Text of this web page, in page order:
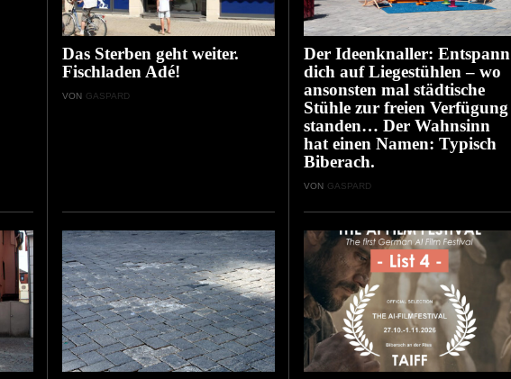
Das Sterben geht weiter.
Fischladen Adé!
VON GASPARD
Der Ideenknaller: Entspann
dich auf Liegestühlen – wo
ansonsten mal städtische
Stühle zur freien Verfügung
standen… Der Wahnsinn
hat einen Namen: Typisch
Biberach.
VON GASPARD